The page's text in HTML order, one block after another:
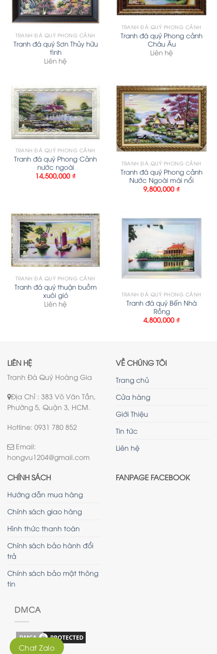
TRANH ĐÁ QUÝ PHONG CẢNH
Tranh đá quý Sơn Thủy hữu
tình
Liên hệ
TRANH ĐÁ QUÝ PHONG CẢNH
Tranh đá quý Phong cảnh
Châu Âu
Liên hệ
TRANH ĐÁ QUÝ PHONG CẢNH
Tranh đá quý Phong Cảnh
nước ngoài
14,500,000 ₫
TRANH ĐÁ QUÝ PHONG CẢNH
Tranh đá quý Phong cảnh
Nước Ngoài mái nổi
9,800,000 ₫
TRANH ĐÁ QUÝ PHONG CẢNH
Tranh đá quý thuận buồm
xuôi gió
Liên hệ
TRANH ĐÁ QUÝ PHONG CẢNH
Tranh đá quý Bến Nhà
Rồng
4,800,000 ₫
LIÊN HỆ
Tranh Đá Quý Hoàng Gia
Địa Chỉ : 383 Võ Văn Tần,
Phường 5, Quận 3, HCM.
Hotline: 0931 780 852
Email:
hongvu1204@gmail.com
VỀ CHÚNG TÔI
Trang chủ
Cửa hàng
Giới Thiệu
Tin tức
Liên hệ
CHÍNH SÁCH
Hướng dẫn mua hàng
Chính sách giao hàng
Hình thức thanh toán
Chính sách bảo hành đổi
trả
Chính sách bảo mật thông
tin
DMCA
FANPAGE FACEBOOK
Chat Zalo